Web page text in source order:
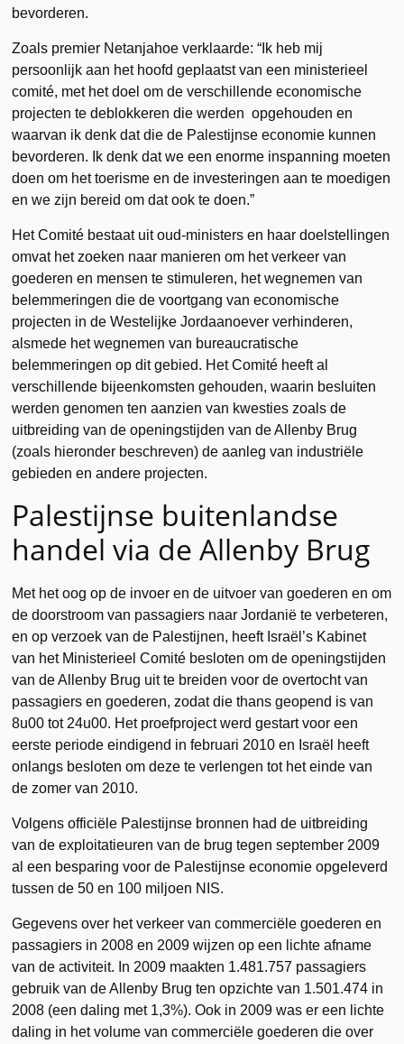
bevorderen.
Zoals premier Netanjahoe verklaarde: “Ik heb mij
persoonlijk aan het hoofd geplaatst van een ministerieel
comité, met het doel om de verschillende economische
projecten te deblokkeren die werden opgehouden en
waarvan ik denk dat die de Palestijnse economie kunnen
bevorderen. Ik denk dat we een enorme inspanning moeten
doen om het toerisme en de investeringen aan te moedigen
en we zijn bereid om dat ook te doen.”
Het Comité bestaat uit oud-ministers en haar doelstellingen
omvat het zoeken naar manieren om het verkeer van
goederen en mensen te stimuleren, het wegnemen van
belemmeringen die de voortgang van economische
projecten in de Westelijke Jordaanoever verhinderen,
alsmede het wegnemen van bureaucratische
belemmeringen op dit gebied. Het Comité heeft al
verschillende bijeenkomsten gehouden, waarin besluiten
werden genomen ten aanzien van kwesties zoals de
uitbreiding van de openingstijden van de Allenby Brug
(zoals hieronder beschreven) de aanleg van industriële
gebieden en andere projecten.
Palestijnse buitenlandse
handel via de Allenby Brug
Met het oog op de invoer en de uitvoer van goederen en om
de doorstroom van passagiers naar Jordanië te verbeteren,
en op verzoek van de Palestijnen, heeft Israël’s Kabinet
van het Ministerieel Comité besloten om de openingstijden
van de Allenby Brug uit te breiden voor de overtocht van
passagiers en goederen, zodat die thans geopend is van
8u00 tot 24u00. Het proefproject werd gestart voor een
eerste periode eindigend in februari 2010 en Israël heeft
onlangs besloten om deze te verlengen tot het einde van
de zomer van 2010.
Volgens officiële Palestijnse bronnen had de uitbreiding
van de exploitatieuren van de brug tegen september 2009
al een besparing voor de Palestijnse economie opgeleverd
tussen de 50 en 100 miljoen NIS.
Gegevens over het verkeer van commerciële goederen en
passagiers in 2008 en 2009 wijzen op een lichte afname
van de activiteit. In 2009 maakten 1.481.757 passagiers
gebruik van de Allenby Brug ten opzichte van 1.501.474 in
2008 (een daling met 1,3%). Ook in 2009 was er een lichte
daling in het volume van commerciële goederen die over